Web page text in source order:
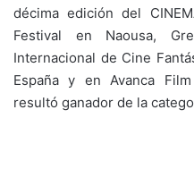
décima edición del
Festival en Naousa,
Internacional de Cine
España y en Avanca
resultó ganador de la